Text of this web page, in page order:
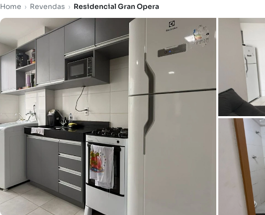
Home › Revendas › Residencial Gran Opera